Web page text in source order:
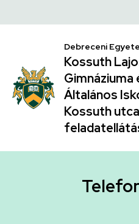
|
Kossuth
Lajos
Gyakorló
Gimnáziuma
Általános
a
Debreceni
Kossuth
Gimnáziuma
Általános
Kossuth